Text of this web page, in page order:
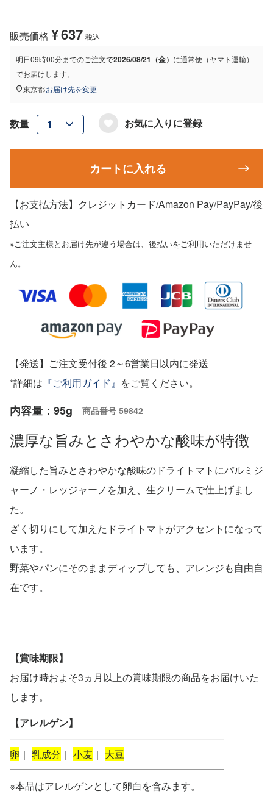
販売価格 ¥637 税込
明日09時00分までのご注文で2026/08/21（金） に通常便（ヤマト運輸）
でお届けします。
東京都お届け先を変更
お気に入りに登録
カートに入れる
【お支払方法】クレジットカード/Amazon Pay/PayPay/後
払い
※ご注文主様とお届け先が違う場合は、後払いをご利用いただけませ
ん。
【発送】ご注文受付後 2～6営業日以内に発送
*詳細は 『ご利用ガイド』 をご覧ください。
内容量：95g 商品番号 59842
濃厚な旨みとさわやかな酸味が特徴
凝縮した旨みとさわやかな酸味のドライトマトにパルミジ
ャーノ・レッジャーノを加え、生クリームで仕上げまし
た。
ざく切りにして加えたドライトマトがアクセントになって
います。
野菜やパンにそのままディップしても、アレンジも自由自
在です。
【賞味期限】
お届け時およそ3ヵ月以上の賞味期限の商品をお届けいた
します。
【アレルゲン】
卵 ｜ 乳成分 ｜ 小麦 ｜ 大豆
※本品はアレルゲンとして卵白を含みます。